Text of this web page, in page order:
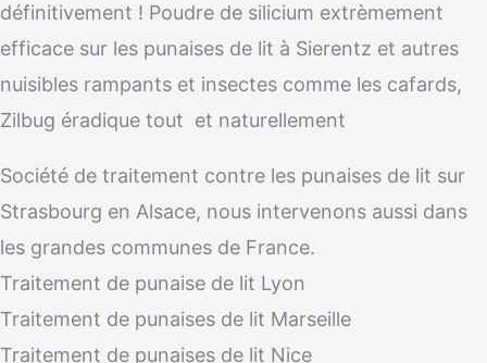
définitivement ! Poudre de silicium extrèmement
efficace sur les punaises de lit à Sierentz et autres
nuisibles rampants et insectes comme les cafards,
Zilbug éradique tout et naturellement
Société de traitement contre les punaises de lit sur
Strasbourg en Alsace, nous intervenons aussi dans
les grandes communes de France.
Traitement de punaise de lit Lyon
Traitement de punaises de lit Marseille
Traitement de punaises de lit Nice